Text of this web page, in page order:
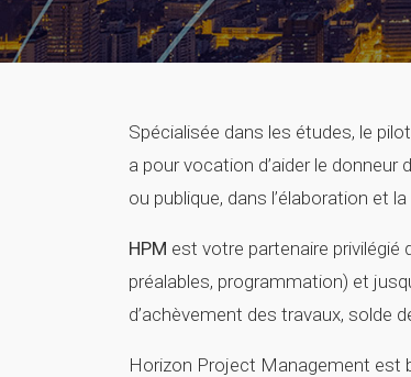
Spécialisée dans les études, le
a pour vocation d’aider le
ou publique, dans l’élaboration et
HPM est votre partenaire
préalables, programmation) et
d’achèvement des travaux, solde
Horizon Project Management est